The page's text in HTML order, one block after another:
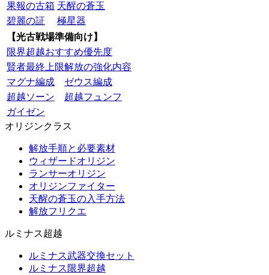
果報の古箱 天醒の蒼玉
碧麗の証
極星器
【光古戦場準備向け】
限界超越おすすめ優先度
賢者最終上限解放の強化内容
マグナ編成
ゼウス編成
超越ソーン
超越フュンフ
ガイゼン
オリジンクラス
解放手順と必要素材
ウィザードオリジン
ランサーオリジン
オリジンファイター
天醒の蒼玉の入手方法
解放フリクエ
ルミナス超越
ルミナス武器交換セット
ルミナス限界超越